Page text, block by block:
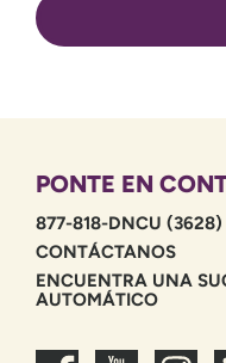
PONTE EN
877-818-DNCU (3628)
CONTÁCTANOS
ENCUENTRA UNA
AUTOMÁTICO